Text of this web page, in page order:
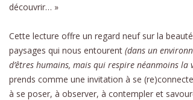
découvrir… »
Cette lecture offre un regard neuf sur la
paysages qui nous entourent (dans un
d’êtres humains, mais qui respire néanmoins la
prends comme une invitation à se
à se poser, à observer, à contempler et